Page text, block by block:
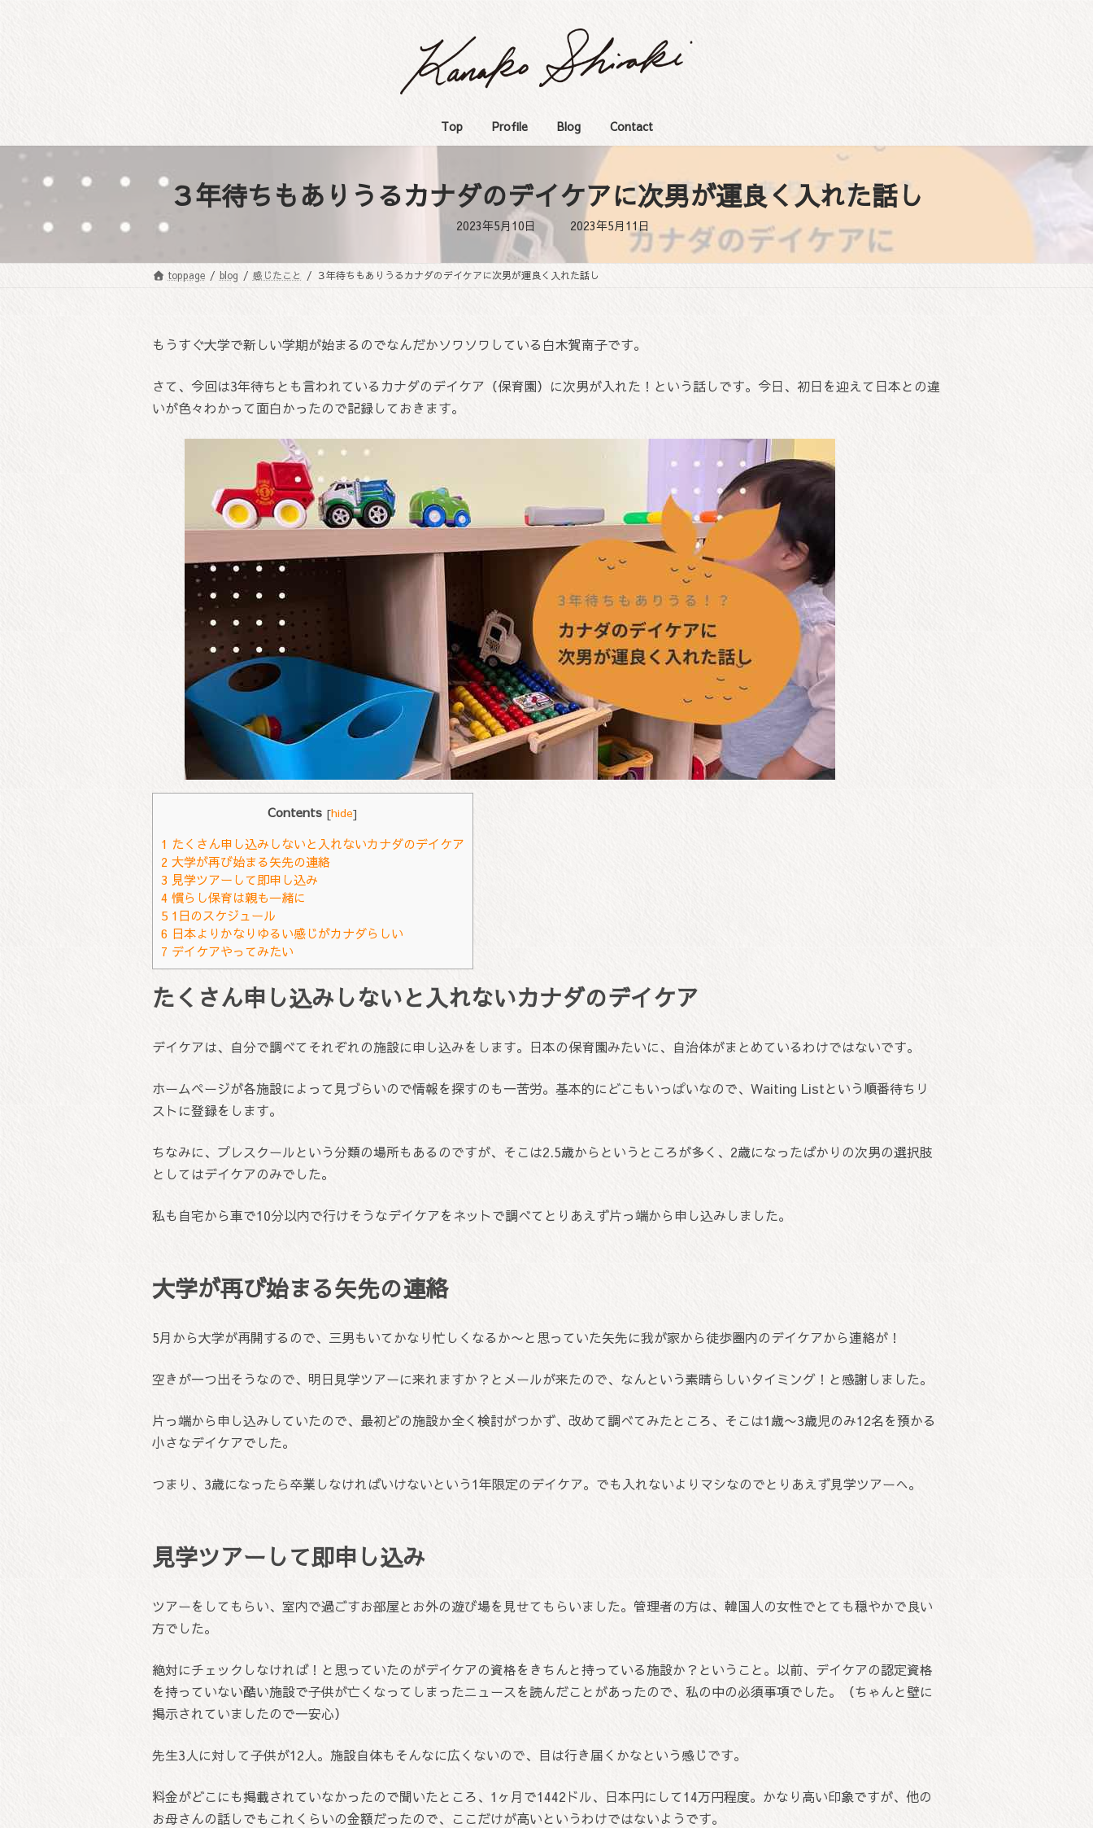
Top Profile Blog Contact
３年待ちもありうるカナダのデイケアに次男が運良く入れた話し
2023年5月10日 最
終
日
時
2023年5月11日
toppage blog 感じたこと ３年待ちもありうるカナダのデイケアに次男が運良く入れた話し
もうすぐ大学で新しい学期が始まるのでなんだかソワソワしている白木賀南子です。
さて、今回は3年待ちとも言われているカナダのデイケア（保育園）に次男が入れた！という話しです。今日、初日を迎えて日本との違
いが色々わかって面白かったので記録しておきます。
Contents [hide]
1 たくさん申し込みしないと入れないカナダのデイケア
2 大学が再び始まる矢先の連絡
3 見学ツアーして即申し込み
4 慣らし保育は親も一緒に
5 1日のスケジュール
6 日本よりかなりゆるい感じがカナダらしい
7 デイケアやってみたい
たくさん申し込みしないと入れないカナダのデイケア
デイケアは、自分で調べてそれぞれの施設に申し込みをします。日本の保育園みたいに、自治体がまとめているわけではないです。
ホームページが各施設によって見づらいので情報を探すのも一苦労。基本的にどこもいっぱいなので、Waiting Listという順番待ちリ
ストに登録をします。
ちなみに、プレスクールという分類の場所もあるのですが、そこは2.5歳からというところが多く、2歳になったばかりの次男の選択肢
としてはデイケアのみでした。
私も自宅から車で10分以内で行けそうなデイケアをネットで調べてとりあえず片っ端から申し込みしました。
大学が再び始まる矢先の連絡
5月から大学が再開するので、三男もいてかなり忙しくなるか〜と思っていた矢先に我が家から徒歩圏内のデイケアから連絡が！
空きが一つ出そうなので、明日見学ツアーに来れますか？とメールが来たので、なんという素晴らしいタイミング！と感謝しました。
片っ端から申し込みしていたので、最初どの施設か全く検討がつかず、改めて調べてみたところ、そこは1歳〜3歳児のみ12名を預かる
小さなデイケアでした。
つまり、3歳になったら卒業しなければいけないという1年限定のデイケア。でも入れないよりマシなのでとりあえず見学ツアーへ。
見学ツアーして即申し込み
ツアーをしてもらい、室内で過ごすお部屋とお外の遊び場を見せてもらいました。管理者の方は、韓国人の女性でとても穏やかで良い
方でした。
絶対にチェックしなければ！と思っていたのがデイケアの資格をきちんと持っている施設か？ということ。以前、デイケアの認定資格
を持っていない酷い施設で子供が亡くなってしまったニュースを読んだことがあったので、私の中の必須事項でした。（ちゃんと壁に
掲示されていましたので一安心）
先生3人に対して子供が12人。施設自体もそんなに広くないので、目は行き届くかなという感じです。
料金がどこにも掲載されていなかったので聞いたところ、1ヶ月で1442ドル、日本円にして14万円程度。かなり高い印象ですが、他の
お母さんの話しでもこれくらいの金額だったので、ここだけが高いというわけではないようです。